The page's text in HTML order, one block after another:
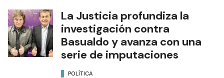
La Justicia profundiza la
investigación contra
Basualdo y avanza con una
serie de imputaciones
POLÍTICA